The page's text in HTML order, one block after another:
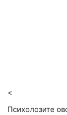
<
Психолозите